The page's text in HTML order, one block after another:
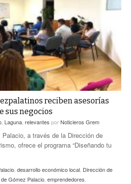
reciben asesorías
sus negocios
Laguna relevantes porNoticieros Grem
a través de la Dirección de
ofrece el programa “Diseñando tu
desarrollo económico local Dirección de
Gómez Palacio emprendedores